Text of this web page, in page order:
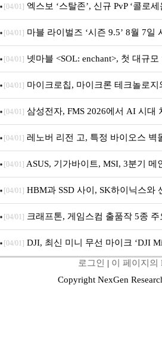
품 6종 출시
[04/01] 엑스보 ‘스탈존’, 신규 PvP ‘콜로
[04/01] 마블 라이벌즈 ‘시즌 9.5’ 8월 7일
드’ 합류
[04/01] 넷마블 <SOL: enchant>, 첫 대규모
GENESIS: 신의 전장’ 사전등록 실시
[04/01] 마이크로칩, 마이크론 테크놀로지
터 인프라용 고성능 PCIe® Gen 6 스토
[04/01] 삼성전자, FMS 2026에서 AI 시대
개
[04/01] 레노버 리전 고, 특정 바이오스 벽
[04/01] ASUS, 기가바이트, MSI, 3분기 메
[04/01] HBM과 SSD 사이, SK하이닉스와
공개
[04/01] 크래프톤, 게임스컴 출품작 5종 주
[04/01] DJI, 최신 미니 무선 마이크 ‘DJI
시간 내장 녹음·AI 노이즈 캔슬링 강화
로그인 | 이 페이지의
Copyright NexGen